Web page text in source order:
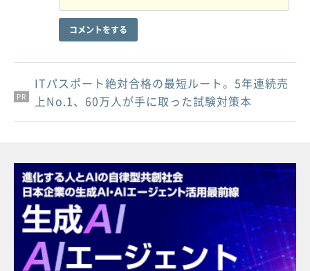
コメントをする
PR
PR
PR
ITパスポート絶対合格の最短ルート。5年連続売
上No.1、60万人が手に取った試験対策本